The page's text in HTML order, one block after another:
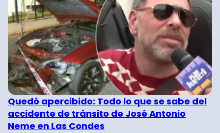
Quedó apercibido: Todo lo que se sabe del
accidente de tránsito de José Antonio
Neme en Las Condes